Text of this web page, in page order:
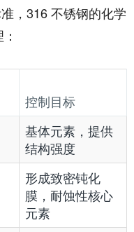
，316 不锈钢的化学
控制目标
基体元素，提供
结构强度
形成致密钝化
膜，耐蚀性核心
元素